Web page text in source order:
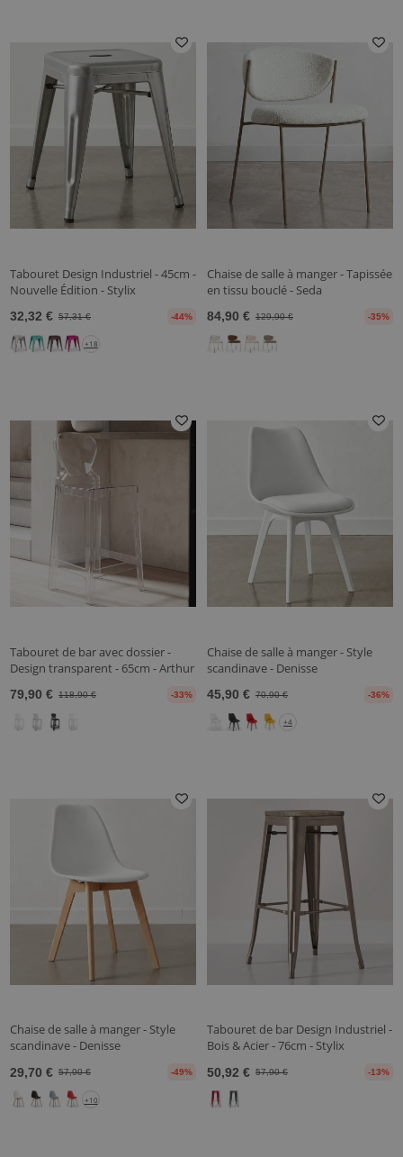
Tabouret Design Industriel - 45cm -
Nouvelle Édition - Stylix
32,32 € 57,31 € -44%
+18
Chaise de salle à manger - Tapissée
en tissu bouclé - Seda
84,90 € 129,90 € -35%
Tabouret de bar avec dossier -
Design transparent - 65cm - Arthur
79,90 € 118,90 € -33%
Chaise de salle à manger - Style
scandinave - Denisse
45,90 € 70,90 € -36%
+4
Chaise de salle à manger - Style
scandinave - Denisse
29,70 € 57,90 € -49%
+10
Tabouret de bar Design Industriel -
Bois & Acier - 76cm - Stylix
50,92 € 57,90 € -13%